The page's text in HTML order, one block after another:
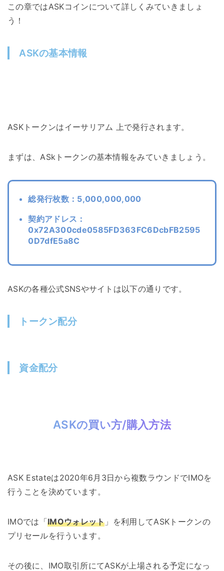
この章ではASKコインについて詳しくみていきましょ
う！
ASKの基本情報
ASKトークンはイーサリアム 上で発行されます。
まずは、ASkトークンの基本情報をみていきましょう。
総発行枚数：5,000,000,000
契約アドレス：
0x72A300cde0585FD363FC6DcbFB2595
0D7dfE5a8C
ASKの各種公式SNSやサイトは以下の通りです。
トークン配分
資金配分
ASKの買い方/購入方法
ASK Estateは2020年6月3日から複数ラウンドでIMOを
行うことを決めています。
IMOでは「IMOウォレット 」を利用してASKトークンの
プリセールを行ういます。
その後に、IMO取引所にてASKが上場される予定になっ